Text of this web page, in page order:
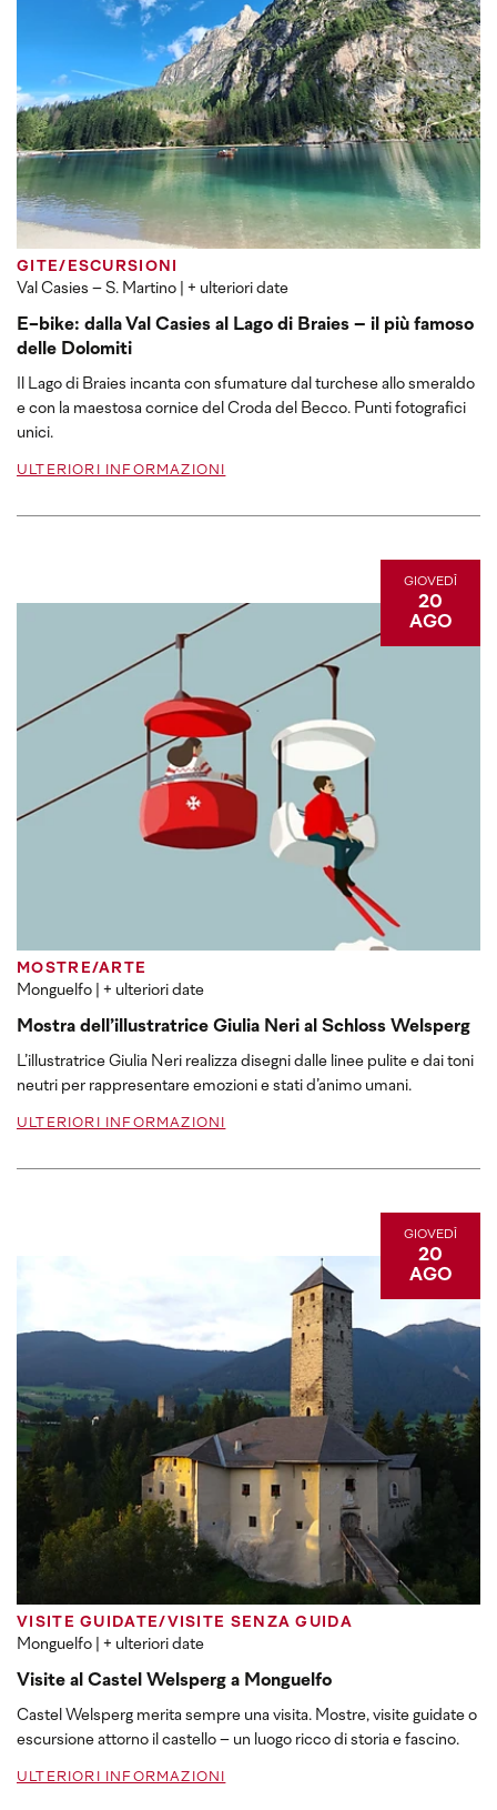
GITE/ESCURSIONI
Val Casies – S. Martino | + ulteriori date
E-bike: dalla Val Casies al Lago di Braies – il più famoso
delle Dolomiti
Il Lago di Braies incanta con sfumature dal turchese allo smeraldo
e con la maestosa cornice del Croda del Becco. Punti fotografici
unici.
ULTERIORI INFORMAZIONI
GIOVEDÌ
20
AGO
MOSTRE/ARTE
Monguelfo | + ulteriori date
Mostra dell’illustratrice Giulia Neri al Schloss Welsperg
L’illustratrice Giulia Neri realizza disegni dalle linee pulite e dai toni
neutri per rappresentare emozioni e stati d’animo umani.
ULTERIORI INFORMAZIONI
GIOVEDÌ
20
AGO
VISITE GUIDATE/VISITE SENZA GUIDA
Monguelfo | + ulteriori date
Visite al Castel Welsperg a Monguelfo
Castel Welsperg merita sempre una visita. Mostre, visite guidate o
escursione attorno il castello – un luogo ricco di storia e fascino.
ULTERIORI INFORMAZIONI